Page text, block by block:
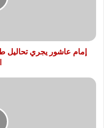
جراحية
اليومإمام عاشور يجري تحاليل
توزيع